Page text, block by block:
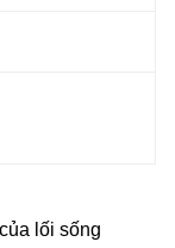
lối sống